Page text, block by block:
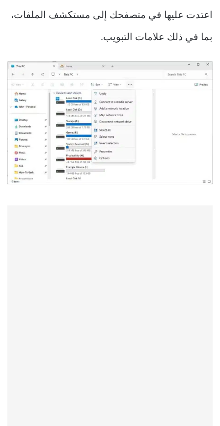
اعتدت عليها في متصفحك إلى مستكشف الملفات،
بما في ذلك علامات التبويب.